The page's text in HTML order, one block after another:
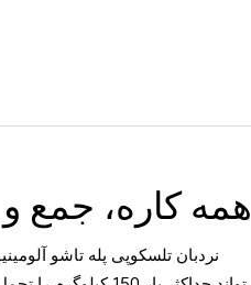
همه کاره، جمع
نردبان تلسکوپی پله تاشو